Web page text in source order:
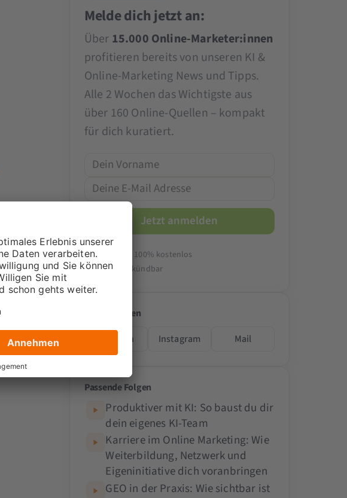
Melde dich jetzt an:
Über 15.000 Online-Marketer:innen
profitieren bereits von unseren KI &
Online-Marketing News und Tipps.
Alle 2 Wochen das Wichtigste aus
über 160 Online-Quellen – kompakt
für dich kuratiert.
14-tägig & 100% kostenlos
Jederzeit kündbar
Folge teilen
LinkedIn
Instagram Mail
Passende Folgen
Produktiver mit KI: So baust du dir
dein eigenes KI-Team
Karriere im Online Marketing: Wie
Weiterbildung, Netzwerk und
Eigeninitiative dich voranbringen
GEO in der Praxis: Wie sichtbar ist